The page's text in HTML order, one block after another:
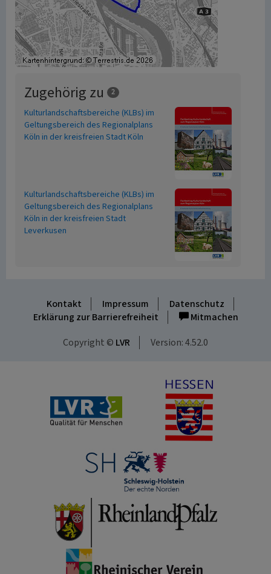
Zugehörig zu 2
Kulturlandschaftsbereiche (KLBs) im
Geltungsbereich des Regionalplans
Köln in der kreisfreien Stadt Köln
Kulturlandschaftsbereiche (KLBs) im
Geltungsbereich des Regionalplans
Köln in der kreisfreien Stadt
Leverkusen
Kontakt Impressum
Datenschutz
Erklärung zur Barrierefreiheit
Mitmachen
Copyright © LVR Version: 4.52.0